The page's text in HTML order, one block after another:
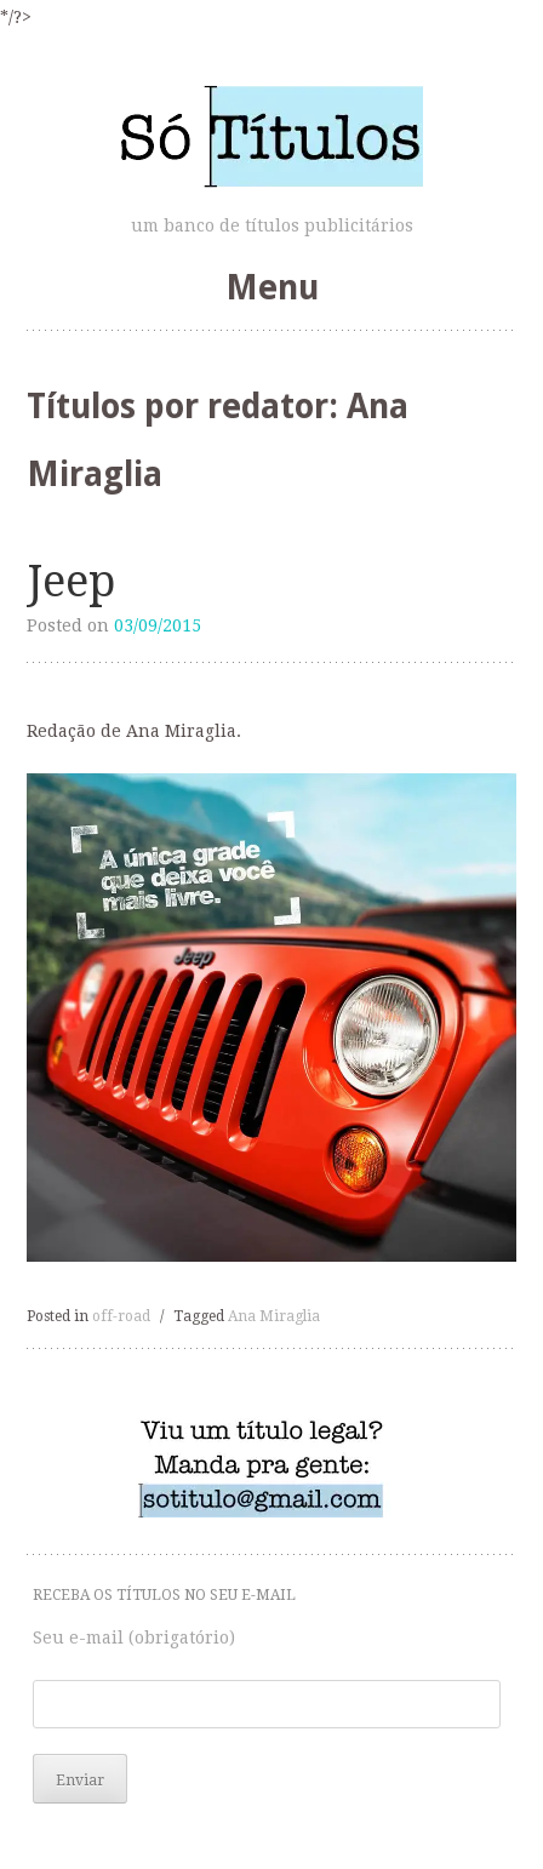
*/?>
um banco de títulos publicitários
Menu
content
Títulos por redator:Ana
Miraglia
Jeep
Posted on03/09/2015
Redação de Ana Miraglia.
Posted in off-road / TaggedAna Miraglia
RECEBA OS TÍTULOS NO SEU E-MAIL
Seu e-mail (obrigatório)